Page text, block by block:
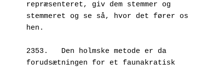
repræsenteret, giv dem stemmer og
stemmeret og se så, hvor det fører os
hen.
2353.   Den holmske metode er da
forudsætningen for et faunakratisk